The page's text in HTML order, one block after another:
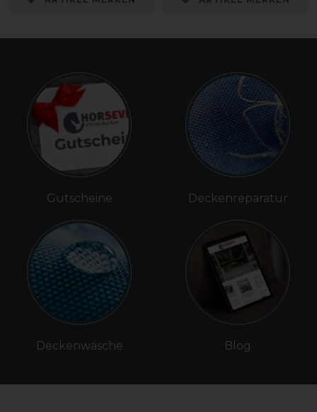
Gutscheine
Deckenwäsche
Deckenreparatur
Blog